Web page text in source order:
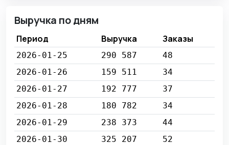
Выручка по дням
Период Выручка Заказы
2026-01-25 290 587
48
2026-01-26
159 511
34
2026-01-27
192 777
37
2026-01-28
180 782
34
2026-01-29
238 373
44
2026-01-30
325 207
52